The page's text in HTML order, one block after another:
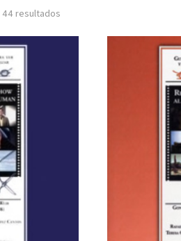
44 resultados
por